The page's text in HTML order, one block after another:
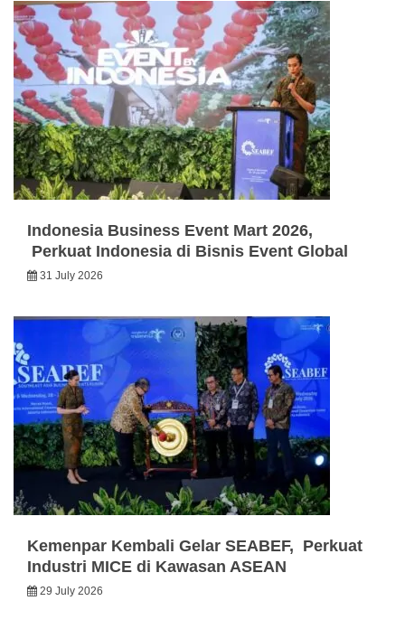
Indonesia Business Event Mart 2026,
Perkuat Indonesia di Bisnis Event Global
31 July 2026
Kemenpar Kembali Gelar SEABEF, Perkuat
Industri MICE di Kawasan ASEAN
29 July 2026